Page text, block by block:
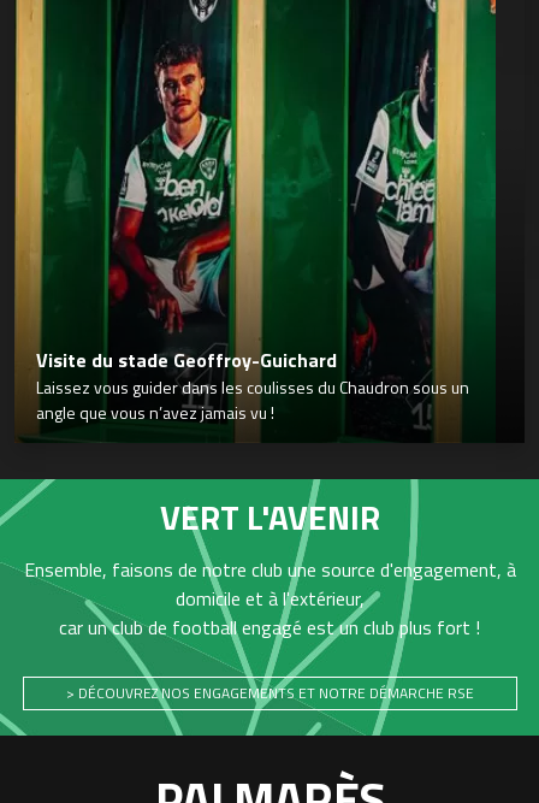
Visite du stade Geoffroy-Guichard
Laissez vous guider dans les coulisses du Chaudron sous un
angle que vous n’avez jamais vu !
VERT L'AVENIR
Ensemble, faisons de notre club une source d'engagement, à
domicile et à l'extérieur,
car un club de football engagé est un club plus fort !
> DÉCOUVREZ NOS ENGAGEMENTS ET NOTRE DÉMARCHE RSE